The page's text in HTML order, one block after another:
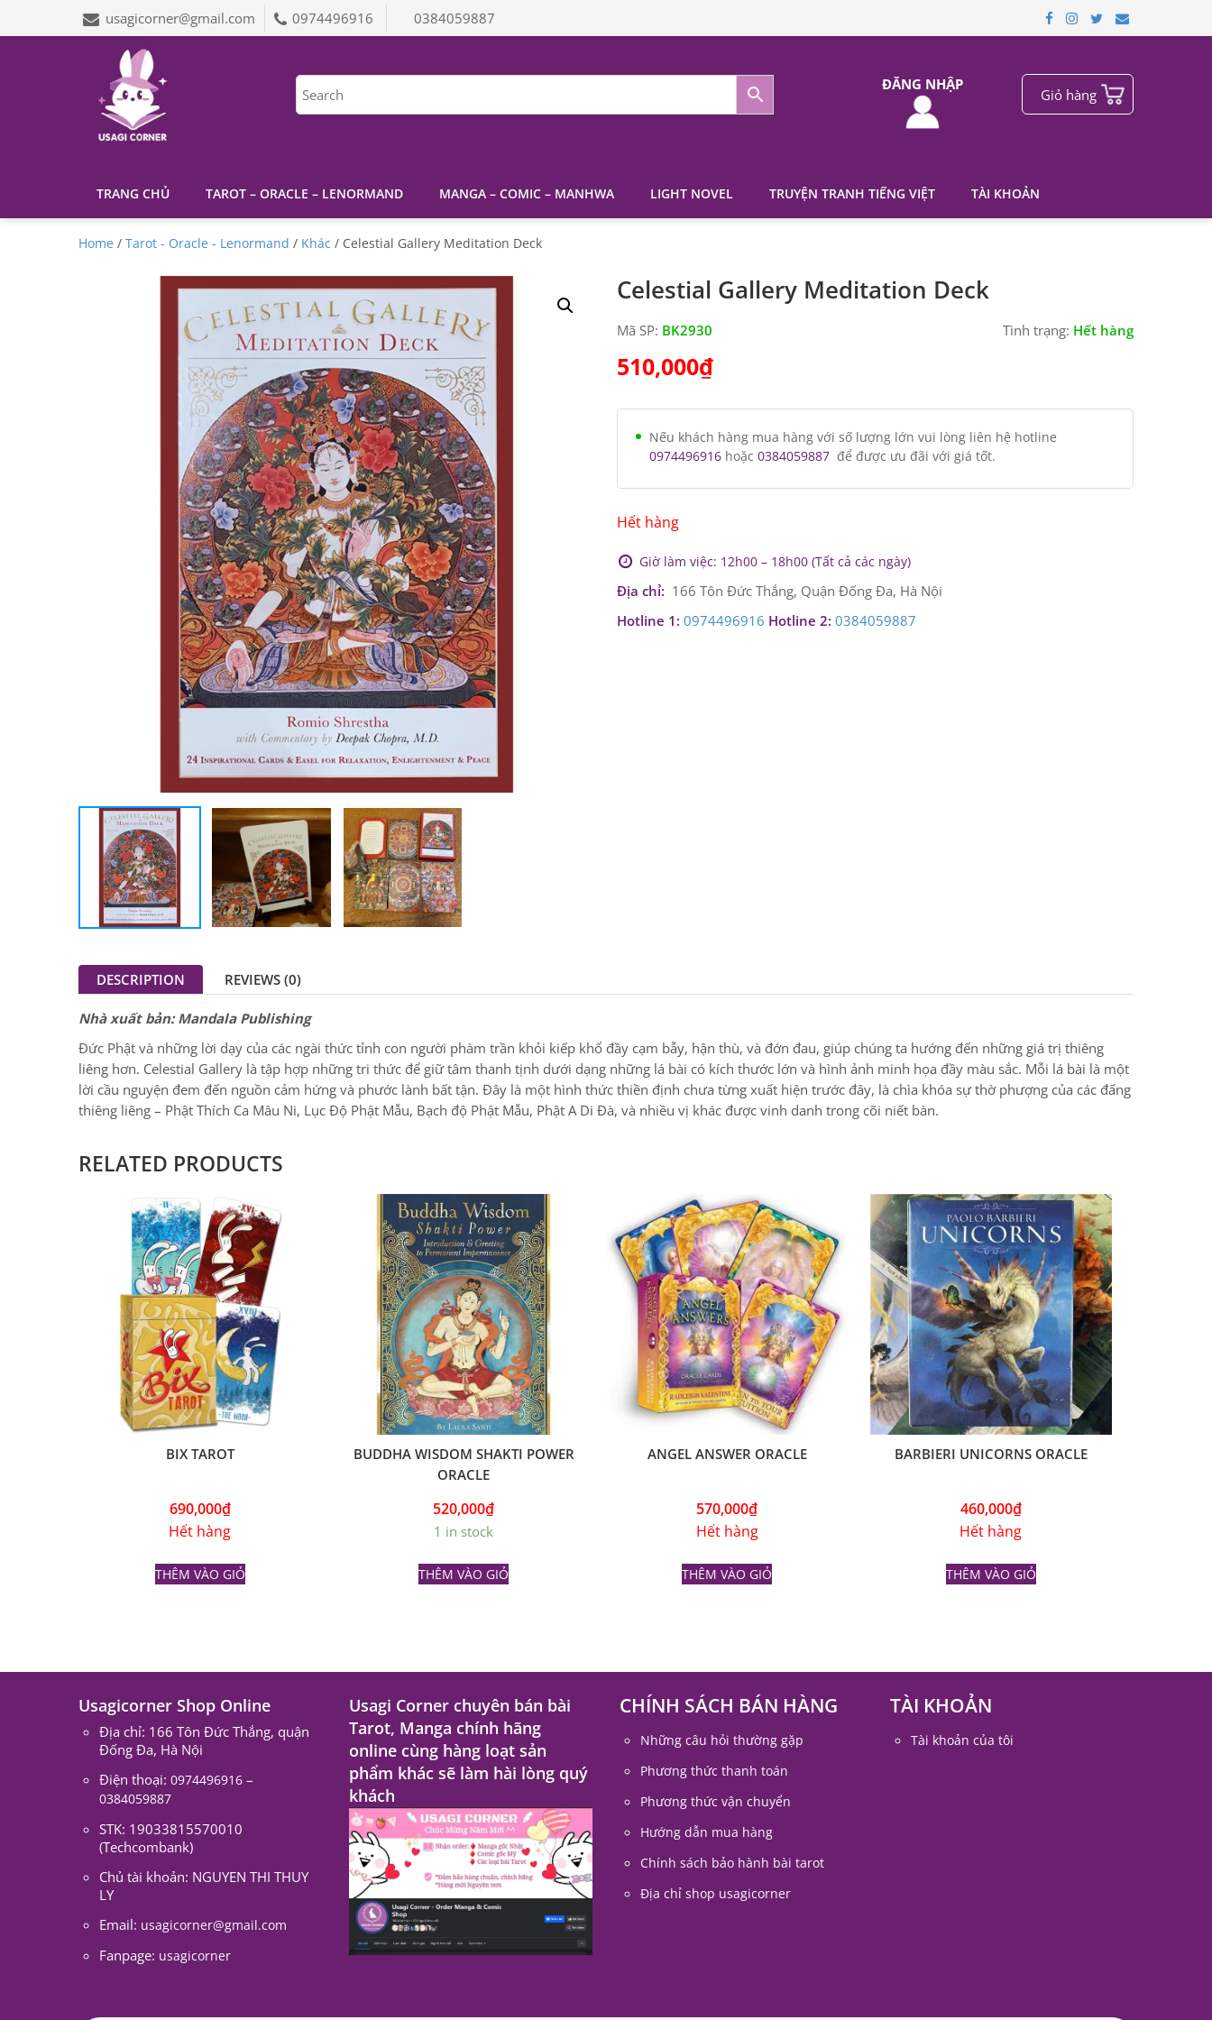
usagicorner@gmail.com 0974496916 0384059887
Giỏ hàng
ĐĂNG NHẬP
TRANG CHỦ TAROT – ORACLE – LENORMAND MANGA – COMIC – MANHWA LIGHT NOVEL TRUYỆN TRANH TIẾNG VIỆT TÀI KHOẢN
Home / Tarot - Oracle - Lenormand / Khác / Celestial Gallery Meditation Deck
Celestial Gallery Meditation Deck
Mã SP: BK2930 Tình trạng: Hết hàng
510,000₫
Nếu khách hàng mua hàng với số lượng lớn vui lòng liên hệ hotline
0974496916hoặc 0384059887để được ưu đãi với giá tốt.
Hết hàng
Giờ làm việc: 12h00 – 18h00 (Tất cả các ngày)
Địa chỉ: 166 Tôn Đức Thắng, Quận Đống Đa, Hà Nội
Hotline 1: 0974496916 Hotline 2: 0384059887
DESCRIPTION REVIEWS (0)
Nhà xuất bản: Mandala Publishing
Đức Phật và những lời dạy của các ngài thức tỉnh con người phàm trần khỏi kiếp khổ đầy cạm bẫy, hận thù, và đớn đau, giúp chúng ta hướng đến những giá trị thiêng
liêng hơn. Celestial Gallery là tập hợp những tri thức để giữ tâm thanh tịnh dưới dạng những lá bài có kích thước lớn và hình ảnh minh họa đầy màu sắc. Mỗi lá bài là một
lời cầu nguyện đem đến nguồn cảm hứng và phước lành bất tận. Đây là một hình thức thiền định chưa từng xuất hiện trước đây, là chìa khóa sự thờ phượng của các đấng
thiêng liêng – Phật Thích Ca Mâu Ni, Lục Độ Phật Mẫu, Bạch độ Phật Mẫu, Phật A Di Đà, và nhiều vị khác được vinh danh trong cõi niết bàn.
RELATED PRODUCTS
BIX TAROT
690,000₫
Hết hàng
THÊM VÀO GIỎ
BUDDHA WISDOM SHAKTI POWER
ORACLE
520,000₫
1 in stock
THÊM VÀO GIỎ
ANGEL ANSWER ORACLE
570,000₫
Hết hàng
THÊM VÀO GIỎ
BARBIERI UNICORNS ORACLE
460,000₫
Hết hàng
THÊM VÀO GIỎ
Usagicorner Shop Online
Địa chỉ: 166 Tôn Đức Thắng, quận
Đống Đa, Hà Nội
Điện thoại: 0974496916 –
0384059887
STK: 19033815570010
(Techcombank)
Chủ tài khoản: NGUYEN THI THUY
LY
Email: usagicorner@gmail.com
Fanpage: usagicorner
Usagi Corner chuyên bán bài
Tarot, Manga chính hãng
online cùng hàng loạt sản
phẩm khác sẽ làm hài lòng quý
khách
CHÍNH SÁCH BÁN HÀNG
Những câu hỏi thường gặp
Phương thức thanh toán
Phương thức vận chuyển
Hướng dẫn mua hàng
Chính sách bảo hành bài tarot
Địa chỉ shop usagicorner
TÀI KHOẢN
Tài khoản của tôi